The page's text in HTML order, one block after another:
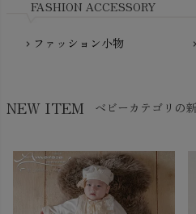
FASHION ACCESSORY
chevron_right ファッション小物 chevron_right
NEW ITEM ベビーカテゴリの